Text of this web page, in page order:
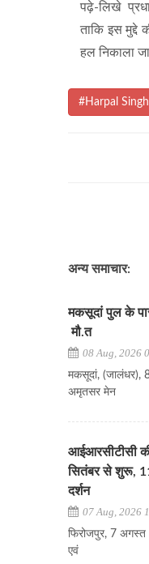
पढ़े-लिखे
ताकि इस मुद्दे
हल निकाला
#Harpal
अन्य समाचार:
मकसूदां पुल के
मौ.त
08 Aug, 2026
मकसूदां, (जालंधर),
अमृतसर मेन
आईआरसीटीसी की
सितंबर से शुरू, 11
दर्शन
07 Aug, 2026
फिरोजपुर, 7 अगस्त
एवं